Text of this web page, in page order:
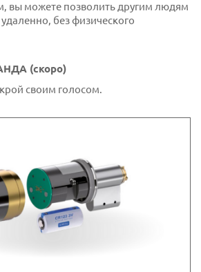
вы можете позволить другим людям
без физического
(скоро)
своим голосом.